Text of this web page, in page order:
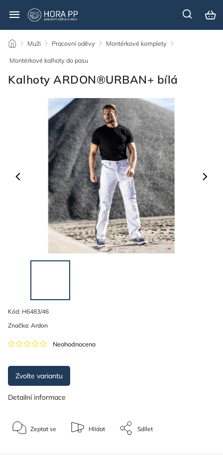
/ Muži / Pracovní oděvy / Montérkové komplety /
Montérkové kalhoty do pasu
Kalhoty ARDON®URBAN+ bílá
Kód: H6483/46
Neohodnoceno
Značka: Ardon
Zvolte variantu
Detailní informace
Zeptat se Hlídat Sdílet